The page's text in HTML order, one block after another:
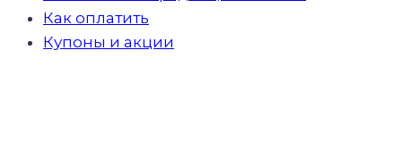
Как оплатить
Купоны и акции